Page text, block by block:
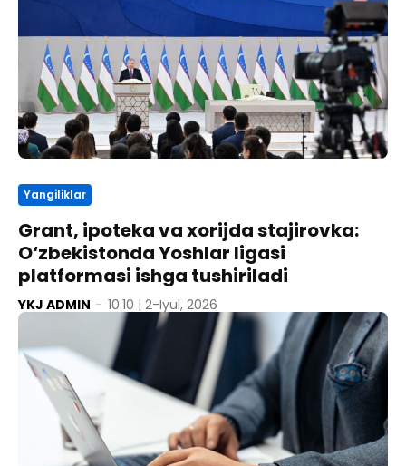
Yangiliklar
Grant, ipoteka va xorijda stajirovka:
O‘zbekistonda Yoshlar ligasi
platformasi ishga tushiriladi
YKJ ADMIN - 10:10 | 2-Iyul, 2026